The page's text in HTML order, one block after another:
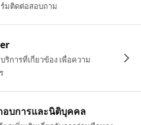
มติดต่อสอบถาม
ริการที่เกี่ยวข้อง เพื่อความ
อบการและนิติบุคคล